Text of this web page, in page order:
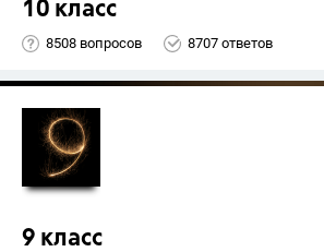
10 класс
8508 вопросов 8707 ответов
9 класс